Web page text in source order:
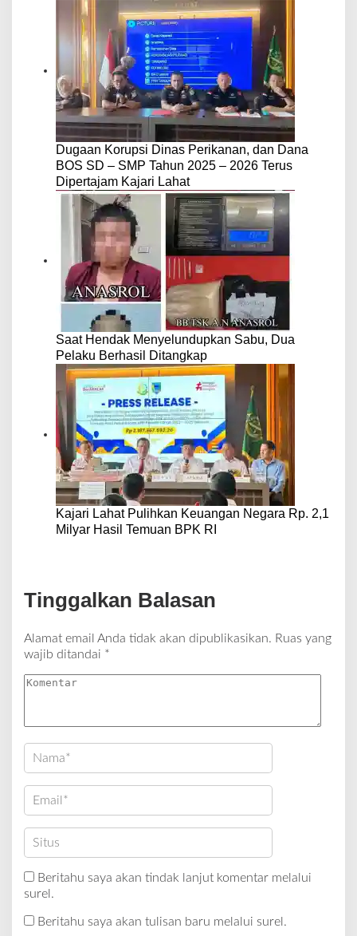
Dugaan Korupsi Dinas Perikanan, dan Dana
BOS SD – SMP Tahun 2025 – 2026 Terus
Dipertajam Kajari Lahat
Saat Hendak Menyelundupkan Sabu, Dua
Pelaku Berhasil Ditangkap
Kajari Lahat Pulihkan Keuangan Negara Rp. 2,1
Milyar Hasil Temuan BPK RI
Tinggalkan Balasan
Alamat email Anda tidak akan dipublikasikan. Ruas yang
wajib ditandai *
Beritahu saya akan tindak lanjut komentar melalui
surel.
Beritahu saya akan tulisan baru melalui surel.